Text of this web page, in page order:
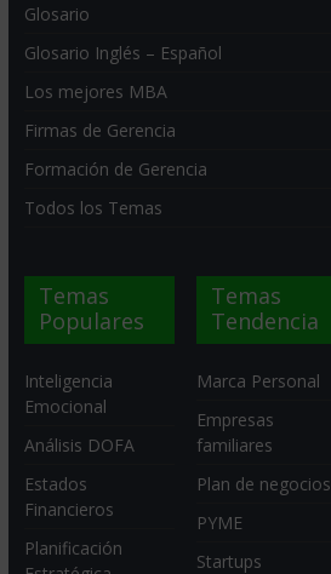
Glosario
Glosario Inglés – Español
Los mejores MBA
Firmas de Gerencia
Formación de Gerencia
Todos los Temas
Temas
Populares
Inteligencia
Emocional
Análisis DOFA
Estados
Financieros
Planificación
Temas
Tendencia
Marca Personal
Empresas
familiares
Plan de negocios
PYME
Startups